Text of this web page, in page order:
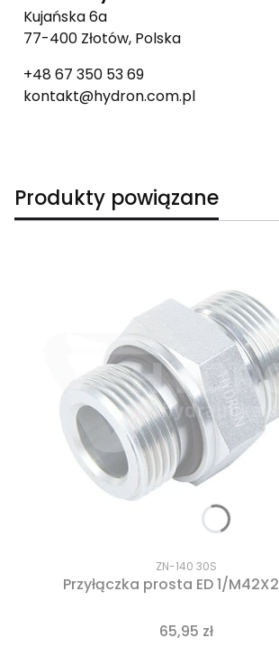
Kujańska 6a
77-400 Złotów, Polska
+48 67 350 53 69
kontakt@hydron.com.pl
Produkty powiązane
ZN-140 30S
Przyłączka prosta ED 1/
65,95 zł